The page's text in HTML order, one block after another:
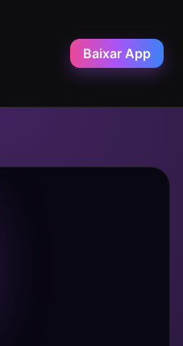
Baixar App